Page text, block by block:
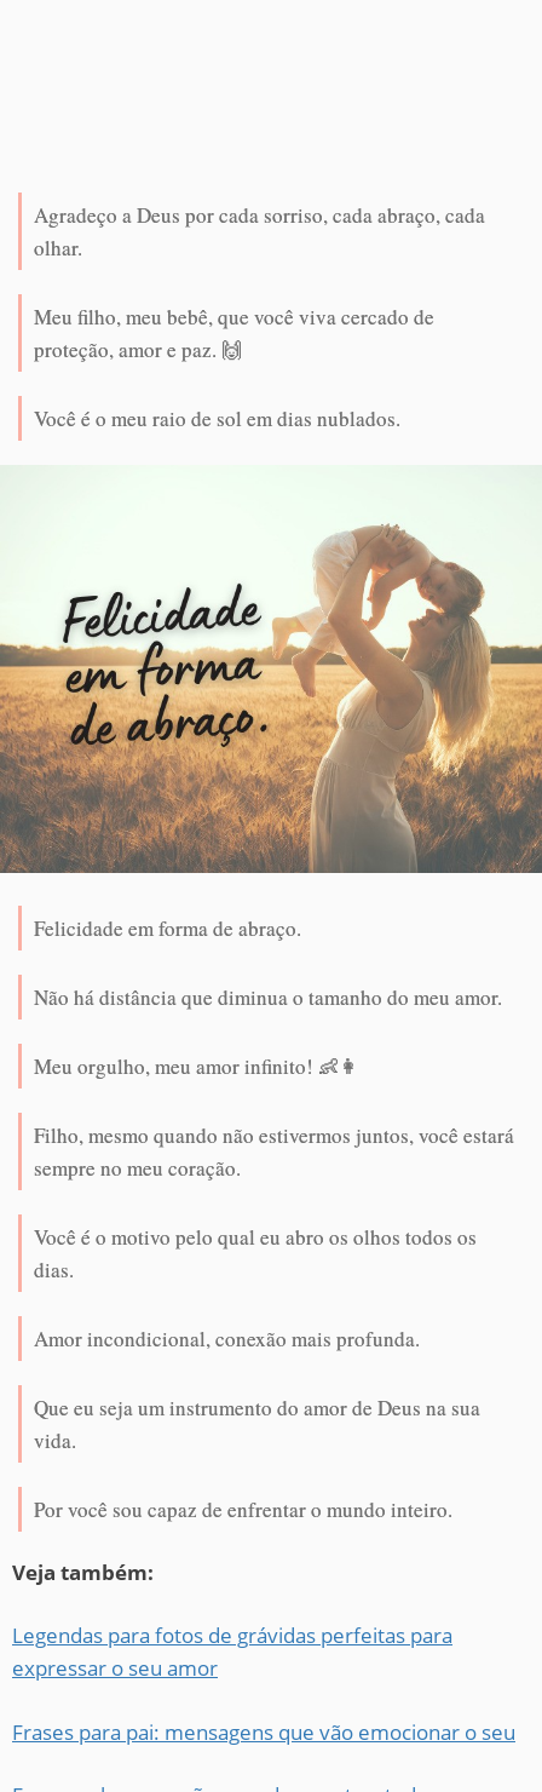
Agradeço a Deus por cada sorriso, cada abraço, cada
olhar.
Meu filho, meu bebê, que você viva cercado de
proteção, amor e paz. 🙌
Você é o meu raio de sol em dias nublados.
Felicidade em forma de abraço.
Não há distância que diminua o tamanho do meu amor.
Meu orgulho, meu amor infinito! 👶👩
Filho, mesmo quando não estivermos juntos, você estará
sempre no meu coração.
Você é o motivo pelo qual eu abro os olhos todos os
dias.
Amor incondicional, conexão mais profunda.
Que eu seja um instrumento do amor de Deus na sua
vida.
Por você sou capaz de enfrentar o mundo inteiro.
Veja também:
Legendas para fotos de grávidas perfeitas para
expressar o seu amor
Frases para pai: mensagens que vão emocionar o seu